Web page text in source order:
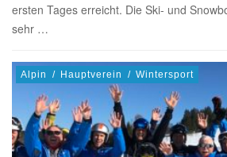
ersten Tages erreicht. Die Ski- und
sehr …
Alpin / Hauptverein / Wintersport